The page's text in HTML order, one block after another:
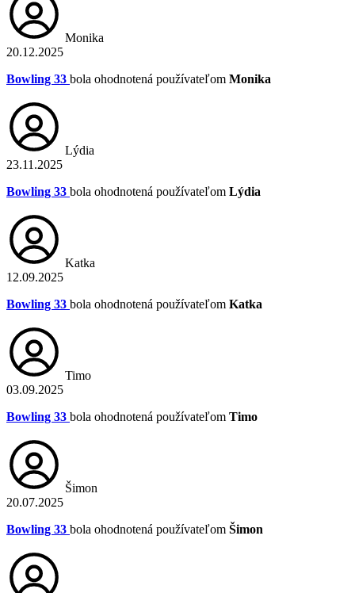
Monika
20.12.2025
Bowling 33 bola ohodnotená používateľom Monika
Lýdia
23.11.2025
Bowling 33 bola ohodnotená používateľom Lýdia
Katka
12.09.2025
Bowling 33 bola ohodnotená používateľom Katka
Timo
03.09.2025
Bowling 33 bola ohodnotená používateľom Timo
Šimon
20.07.2025
Bowling 33 bola ohodnotená používateľom Šimon